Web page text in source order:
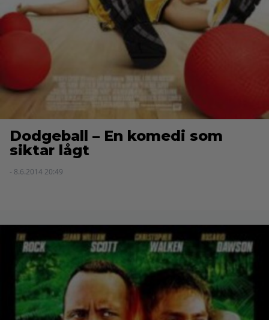
Dodgeball – En komedi som
siktar lågt
- 8.6.2014 20:49